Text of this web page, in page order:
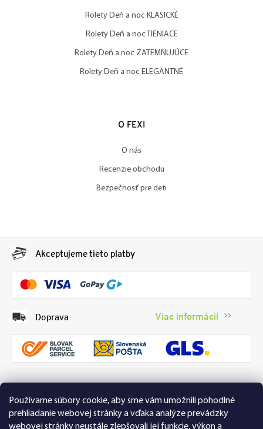
Používame súbory cookie, aby sme vám umožnili pohodlné
prehliadanie webovej stránky a vďaka analýze prevádzky
webovej stránky neustále zlepšovali jej funkcie, výkon a
Rolety Deň a noc KLASICKÉ
Rolety Deň a noc TIENIACE
Rolety Deň a noc ZATEMŇUJÚCE
Rolety Deň a noc ELEGANTNÉ
O FEXI
O nás
Recenzie obchodu
Bezpečnosť pre deti
Akceptujeme tieto platby
Doprava Viac informácií
Recenzie 99 % spokojných zákazníkov
Přesvědčte se sami